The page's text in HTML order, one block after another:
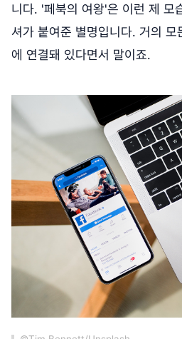
니다. '페북의 여왕'은 이런 제 모
셔가 붙여준 별명입니다. 거의 모
에 연결돼 있다면서 말이죠.